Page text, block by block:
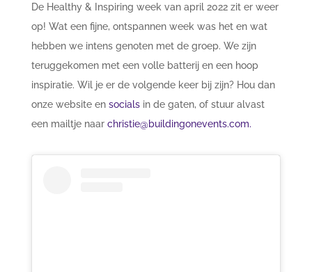
De Healthy & Inspiring week van april 2022 zit er weer
op! Wat een fijne, ontspannen week was het en wat
hebben we intens genoten met de groep. We zijn
teruggekomen met een volle batterij en een hoop
inspiratie. Wil je er de volgende keer bij zijn? Hou dan
onze website en socialsin de gaten, of stuur alvast
een mailtje naar christie@buildingonevents.com.